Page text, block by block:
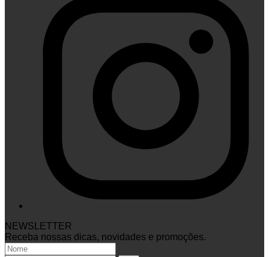
NEWSLETTER
Receba nossas dicas, novidades e promoções.